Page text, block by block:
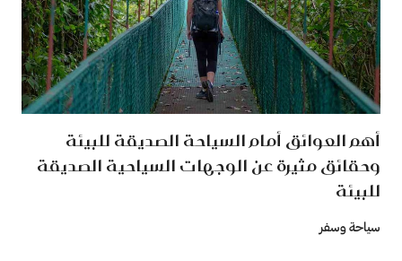
أهم العوائق أمام السياحة الصديقة للبيئة
وحقائق مثيرة عن الوجهات السياحية الصديقة
للبيئة
سياحة وسفر